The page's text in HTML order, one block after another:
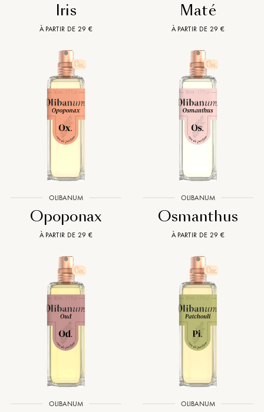
Iris
À PARTIR DE 29 €
Maté
À PARTIR DE 29 €
OLIBANUM
Opoponax
À PARTIR DE 29 €
OLIBANUM
Osmanthus
À PARTIR DE 29 €
OLIBANUM OLIBANUM